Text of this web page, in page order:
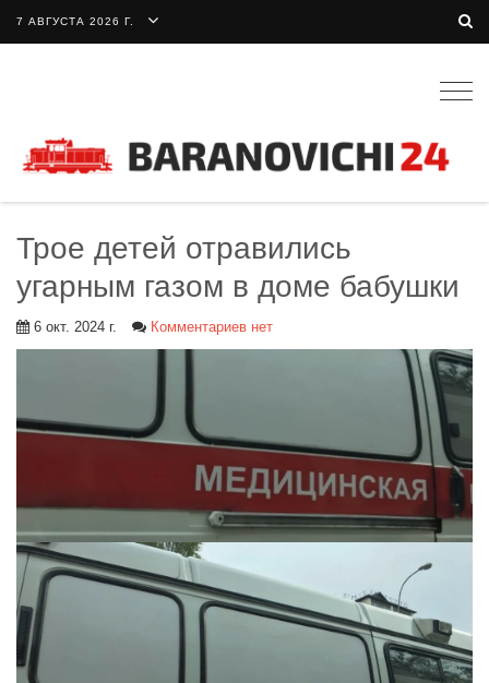
7 АВГУСТА 2026 Г.
Трое детей отравились
угарным газом в доме бабушки
6 окт. 2024 г. Комментариев нет